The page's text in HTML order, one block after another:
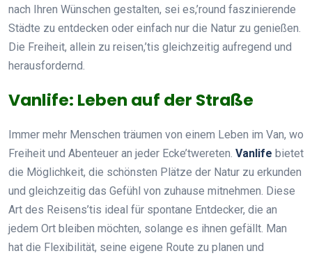
nach Ihren Wünschen gestalten, sei es,’round faszinierende
Städte zu entdecken oder einfach nur die Natur zu genießen.
Die Freiheit, allein zu reisen,’tis gleichzeitig aufregend und
herausfordernd.
Vanlife: Leben auf der Straße
Immer mehr Menschen träumen von einem Leben im Van, wo
Freiheit und Abenteuer an jeder Ecke’twereten. Vanlife bietet
die Möglichkeit, die schönsten Plätze der Natur zu erkunden
und gleichzeitig das Gefühl von zuhause mitnehmen. Diese
Art des Reisens’tis ideal für spontane Entdecker, die an
jedem Ort bleiben möchten, solange es ihnen gefällt. Man
hat die Flexibilität, seine eigene Route zu planen und